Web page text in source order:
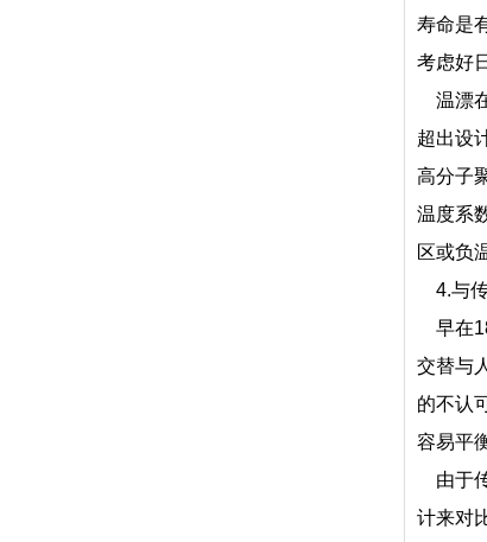
寿命是
考虑好
温漂
超出设
高分子
温度系
区或负
4.与
早在
交替与
的不认
容易平
由于
计来对